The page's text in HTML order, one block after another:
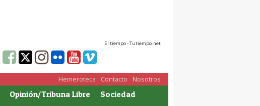
El tiempo - Tutiempo.net
Nosotros
Contacto
Hemeroteca
Opinión/Tribuna Libre
Sociedad